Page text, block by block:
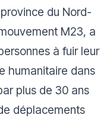
du Nord-
M23, a
à fuir leur
humanitaire dans
plus de 30 ans
déplacements